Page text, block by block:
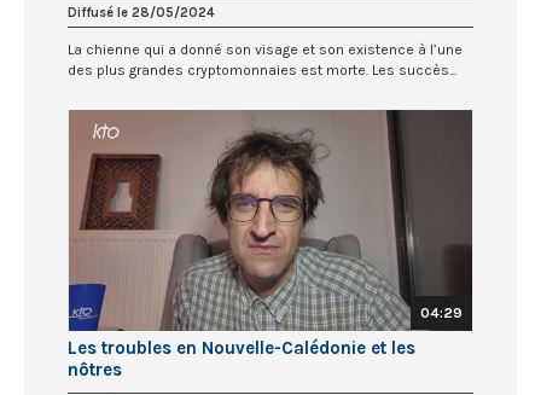
Diffusé le 28/05/2024
La chienne qui a donné son visage et son existence à l’une
des plus grandes cryptomonnaies est morte. Les succès...
04:29
Les troubles en Nouvelle-Calédonie et les
nôtres